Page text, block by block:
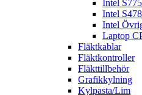
Intel S775
Intel S478
Intel
Laptop
Fläktkablar
Fläktkontroller
Fläkttillbehör
Grafikkylning
Kylpasta/Lim